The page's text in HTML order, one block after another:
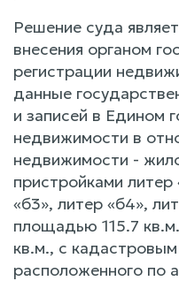
Решение суда
внесения органом
регистрации
данные
и записей в Едином
недвижимости в
недвижимости -
пристройками литер
«б3», литер «б4»,
площадью 115.7
кв.м., с
расположенного по